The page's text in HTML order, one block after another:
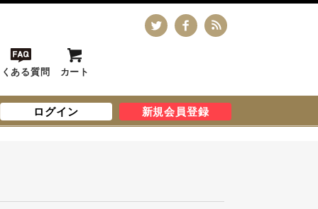
ある質問 カート
ログイン 新規会員登録